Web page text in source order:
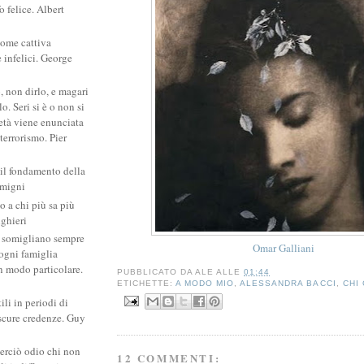
Omar Galliani
PUBBLICATO DAALE ALLE01:44
ETICHETTE:A MODO MIO ,ALESSANDRA BACCI CHI
12 COMMENTI:
felice. Albert
cattiva
infelici. George
non dirlo, e magari
Seri si è o non si
viene enunciata
Pier
fondamento della
a chi più sa più
sempre
famiglia
modo particolare.
in periodi di
credenze. Guy
odio chi non